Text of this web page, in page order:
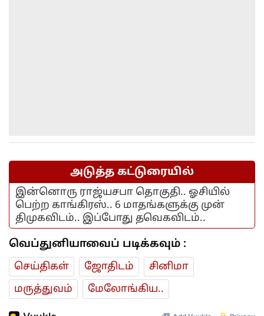
அடுத்த கட்டுரையில்
இன்னொரு ராஜ்யசபா தொகுதி.. ஓசியில்
பெற்ற காங்கிரஸ்.. 6 மாதங்களுக்கு முன்
திமுகவிடம்.. இப்போது தவெகவிடம்..
வெப்துனியாவைப் படிக்கவும் :
செய்திகள் ஜோ‌திட‌ம்
சினிமா
மரு‌த்துவ‌ம்
மேலோங்கிய..